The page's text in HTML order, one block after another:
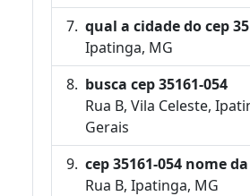
qual a cidade do cep
Ipatinga, MG
busca cep 35161-054
Rua B, Vila Celeste,
Gerais
cep 35161-054 nome
Rua B, Ipatinga, MG